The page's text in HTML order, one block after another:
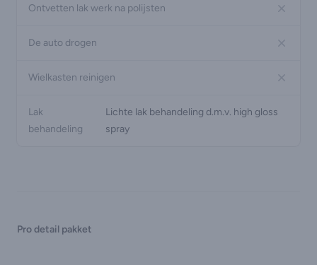
Ontvetten lak werk na polijsten
De auto drogen
Wielkasten reinigen
Lak
behandeling
Lichte lak behandeling d.m.v. high gloss
spray
Pro detail pakket